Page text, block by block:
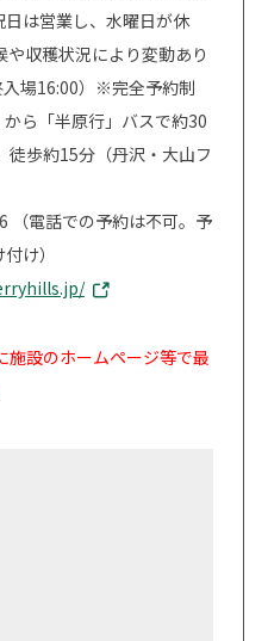
は営業し、水曜日が休
収穫状況により変動あり
場16:00）※完全予約制
ら「半原行」バスで約30
徒歩約15分（丹沢・大山フ
（電話での予約は不可。予
け）
設のホームページ等で最